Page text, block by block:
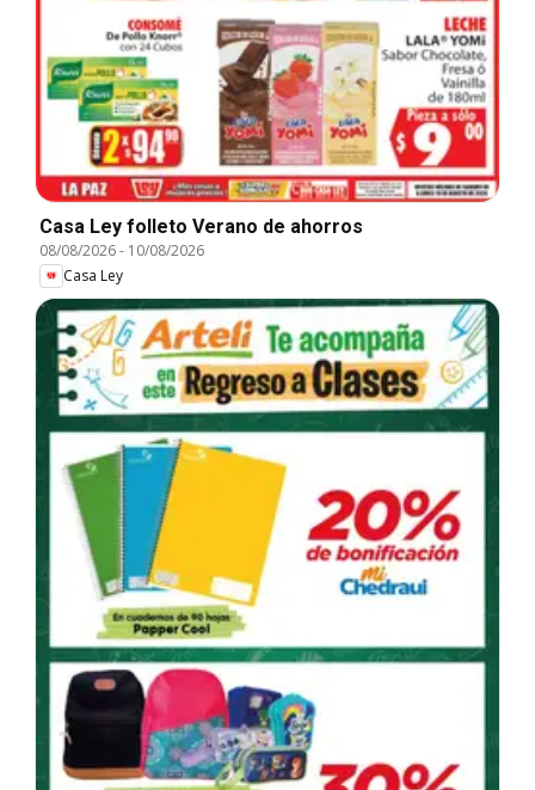
Casa Ley folleto Verano de ahorros
08/08/2026- 10/08/2026
Casa Ley